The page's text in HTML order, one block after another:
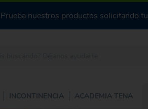
Prueba nuestros productos solicitando tu
INCONTINENCIA ACADEMIA TENA